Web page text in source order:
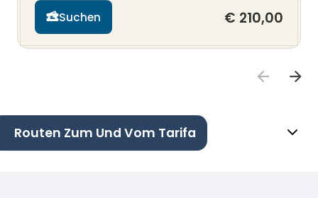
Suchen € 210,00
Routen Zum Und Vom Tarifa